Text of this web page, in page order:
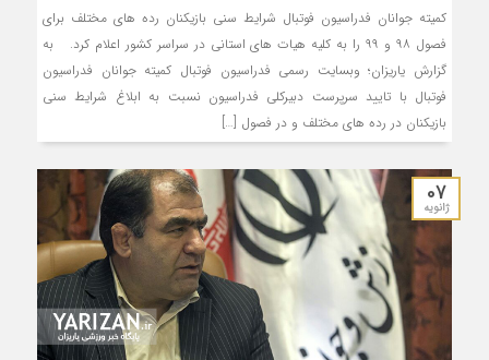
کمیته جوانان فدراسیون فوتبال شرایط سنی بازیکنان رده های مختلف برای
فصول ۹۸ و ۹۹ را به کلیه هیات های استانی در سراسر کشور اعلام کرد. به
گزارش یاریزان؛ وبسایت رسمی فدراسیون فوتبال کمیته جوانان فدراسیون
فوتبال با تایید سرپرست دبیرکلی فدراسیون نسبت به ابلاغ شرایط سنی
بازیکنان در رده های مختلف و در فصول […]
07
ژانویه